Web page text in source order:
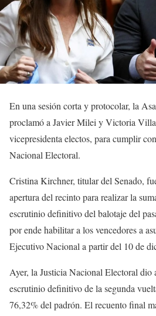
En una sesión corta y protocolar, la
proclamó a Javier Milei y Victoria
vicepresidenta electos, para cumplir
Nacional Electoral.
Cristina Kirchner, titular del Senado,
apertura del recinto para realizar la
escrutinio definitivo del balotaje del
por ende habilitar a los vencedores a
Ejecutivo Nacional a partir del 10 de
Ayer, la Justicia Nacional Electoral dio
escrutinio definitivo de la segunda
76,32% del padrón. El recuento final